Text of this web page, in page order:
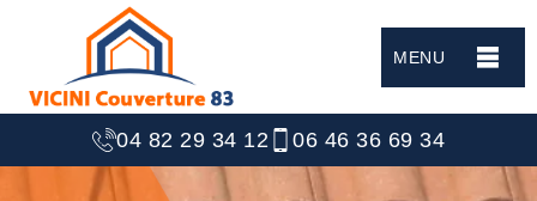
MENU
04 82 29 34 12 06 46 36 69 34